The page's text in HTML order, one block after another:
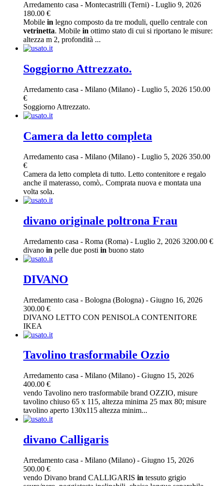
Arredamento casa - Montecastrilli (Terni) - Luglio 9, 2026
180.00 €
Mobile in legno composto da tre moduli, quello centrale con
vetrinetta. Mobile in ottimo stato di cui si riportano le misure:
altezza m 2, profondità ...
Soggiorno Attrezzato.
Arredamento casa - Milano (Milano) - Luglio 5, 2026 150.00
€
Soggiorno Attrezzato.
Camera da letto completa
Arredamento casa - Milano (Milano) - Luglio 5, 2026 350.00
€
Camera da letto completa di tutto. Letto contenitore e regalo
anche il materasso, comò,. Comprata nuova e montata una
volta sola.
divano originale poltrona Frau
Arredamento casa - Roma (Roma) - Luglio 2, 2026 3200.00 €
divano in pelle due posti in buono stato
DIVANO
Arredamento casa - Bologna (Bologna) - Giugno 16, 2026
300.00 €
DIVANO LETTO CON PENISOLA CONTENITORE
IKEA
Tavolino trasformabile Ozzio
Arredamento casa - Milano (Milano) - Giugno 15, 2026
400.00 €
vendo Tavolino nero trasformabile brand OZZIO, misure
tavolino chiuso 65 x 115, altezza minima 25 max 80; misure
tavolino aperto 130x115 altezza minim...
divano Calligaris
Arredamento casa - Milano (Milano) - Giugno 15, 2026
500.00 €
vendo Divano brand CALLIGARIS in tessuto grigio